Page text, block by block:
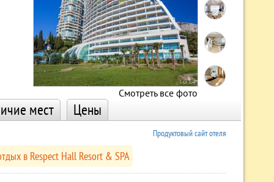
Смотреть все фото
мест Цены
Продуктовый сайт отеля
в Respect Hall Resort & SPA